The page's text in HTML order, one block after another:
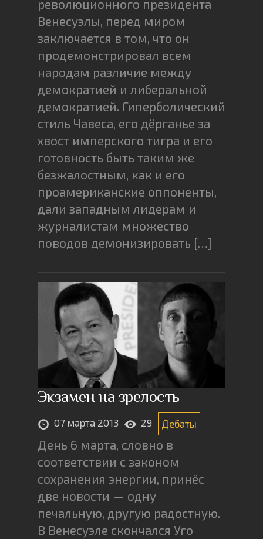
революционного президента
Венесуэлы, перед миром
заключается в том, что он
продемонстрировал всем
народам различие между
демократией и либеральной
демократией. Гиперболический
стиль Чавеса, его дёрганье за
хвост имперского тигра и его
готовность быть таким же
безжалостным, как и его
проамериканские оппоненты,
дали западным лидерам и
журналистам множество
поводов демонизировать […]
Экзамен на зрелость
07 марта 2013 29 Дебаты
День 6 марта, словно в
соответствии с законом
сохранения энергии, принёс
две новости — одну
печальную, другую радостную.
В Венесуэле скончался Уго